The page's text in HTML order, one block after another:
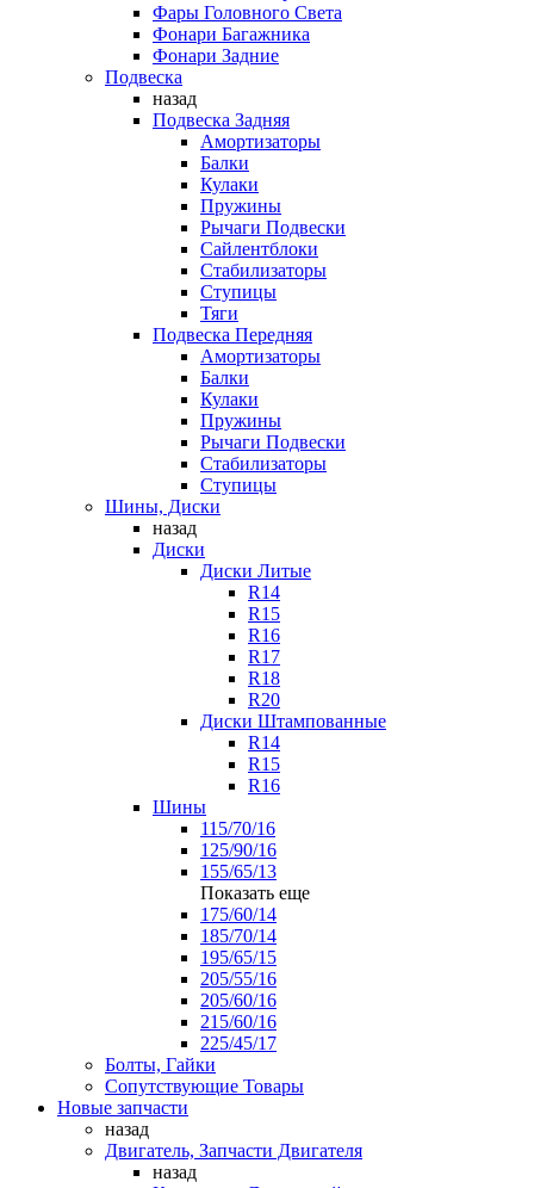
Фары Головного Света
Фонари Багажника
Фонари Задние
Подвеска
назад
Подвеска Задняя
Амортизаторы
Балки
Кулаки
Пружины
Рычаги Подвески
Сайлентблоки
Стабилизаторы
Ступицы
Тяги
Подвеска Передняя
Амортизаторы
Балки
Кулаки
Пружины
Рычаги Подвески
Стабилизаторы
Ступицы
Шины, Диски
назад
Диски
Диски Литые
R14
R15
R16
R17
R18
R20
Диски Штампованные
R14
R15
R16
Шины
115/70/16
125/90/16
155/65/13
Показать еще
175/60/14
185/70/14
195/65/15
205/55/16
205/60/16
215/60/16
225/45/17
Болты, Гайки
Сопутствующие Товары
Новые запчасти
назад
Двигатель, Запчасти Двигателя
назад